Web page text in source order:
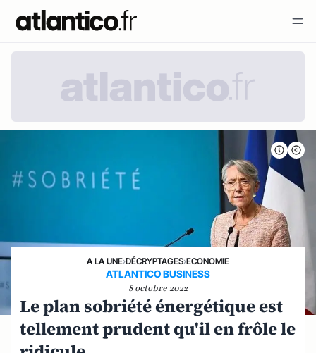
A LA UNE›DÉCRYPTAGES›ECONOMIE
ATLANTICO BUSINESS
8 octobre 2022
Le plan sobriété énergétique est
tellement prudent qu'il en frôle le